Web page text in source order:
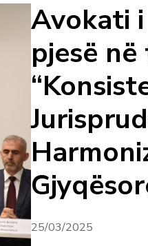
Avokati
pjesë
25/03/2025